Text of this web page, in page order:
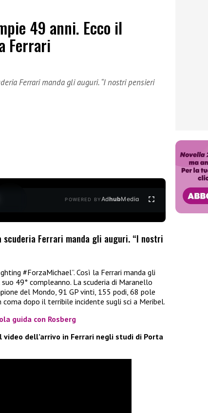
49 anni. Ecco il
Ferrari
Ferrari manda gli auguri. “I nostri pensieri
POWERED BYAdhubMedia
scuderia Ferrari manda gli auguri. “I nostri
#ForzaMichael”. Così la Ferrari manda gli
49° compleanno. La scuderia di Maranello
del Mondo, 91 GP vinti, 155 podi, 68 pole
dopo il terribile incidente sugli sci a Meribel.
guida con Rosberg
video dell’arrivo in Ferrari negli studi di Porta